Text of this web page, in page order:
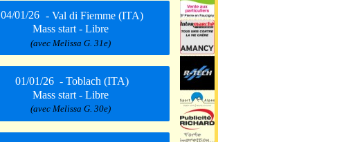
04/01/26 - Val di Fiemme (ITA)
Mass start - Libre
(avec Melissa G. 31e)
01/01/26 - Toblach (ITA)
Mass start - Libre
(avec Melissa G. 30e)